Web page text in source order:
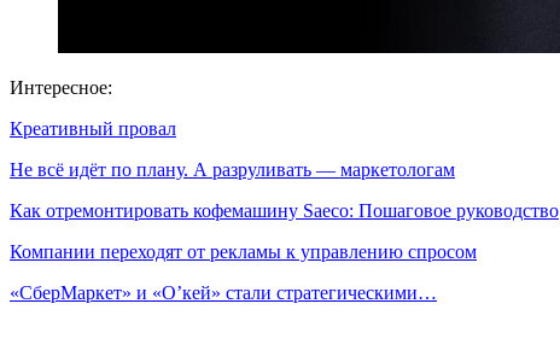
Интересное:
Креативный провал
Не всё идёт по плану. А разруливать — маркетологам
Как отремонтировать кофемашину Saeco: Пошаговое руководство
Компании переходят от рекламы к управлению спросом
«СберМаркет» и «О’кей» стали стратегическими…